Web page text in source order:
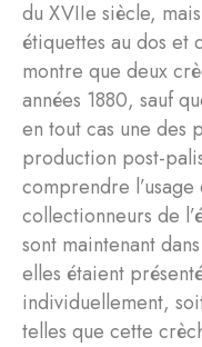
du XVIIe siècle,
étiquettes au dos et
montre que deux
années 1880, sauf
en tout cas une des
production post-
comprendre
collectionneurs de
sont maintenant
elles étaient
individuellement,
telles que cette